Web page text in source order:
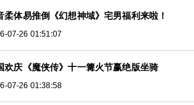
柔体易推倒《幻想神域》宅男福利来啦！
07-26 01:51:07
欢庆《魔侠传》十一篝火节赢绝版坐骑
07-26 01:38:58